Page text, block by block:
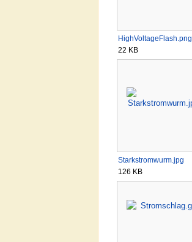
HighVoltageFlash.png
22 KB
Starkstromwurm.jpg
126 KB